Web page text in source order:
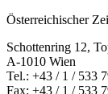
Österreichischer
Schottenring 12,
A-1010 Wien
Tel.: +43 / 1 / 533
Fax: +43 / 1 / 533